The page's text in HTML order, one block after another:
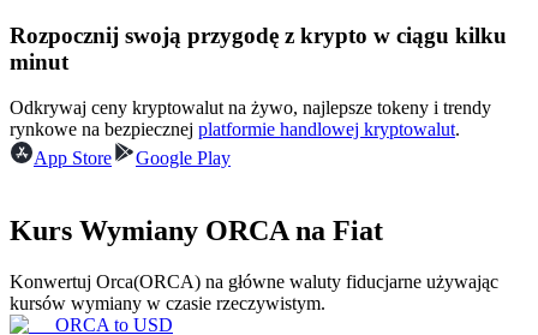
Codziennie zdobywaj konkurencyjne nagrody
Rozpocznij swoją przygodę z krypto w ciągu kilku
minut
Odkrywaj ceny kryptowalut na żywo, najlepsze tokeny i trendy
rynkowe na bezpiecznej platformie handlowej kryptowalut.
App Store
Google Play
Kurs Wymiany ORCA na Fiat
Konwertuj Orca(ORCA) na główne waluty fiducjarne używając
kursów wymiany w czasie rzeczywistym.
ORCA to USD